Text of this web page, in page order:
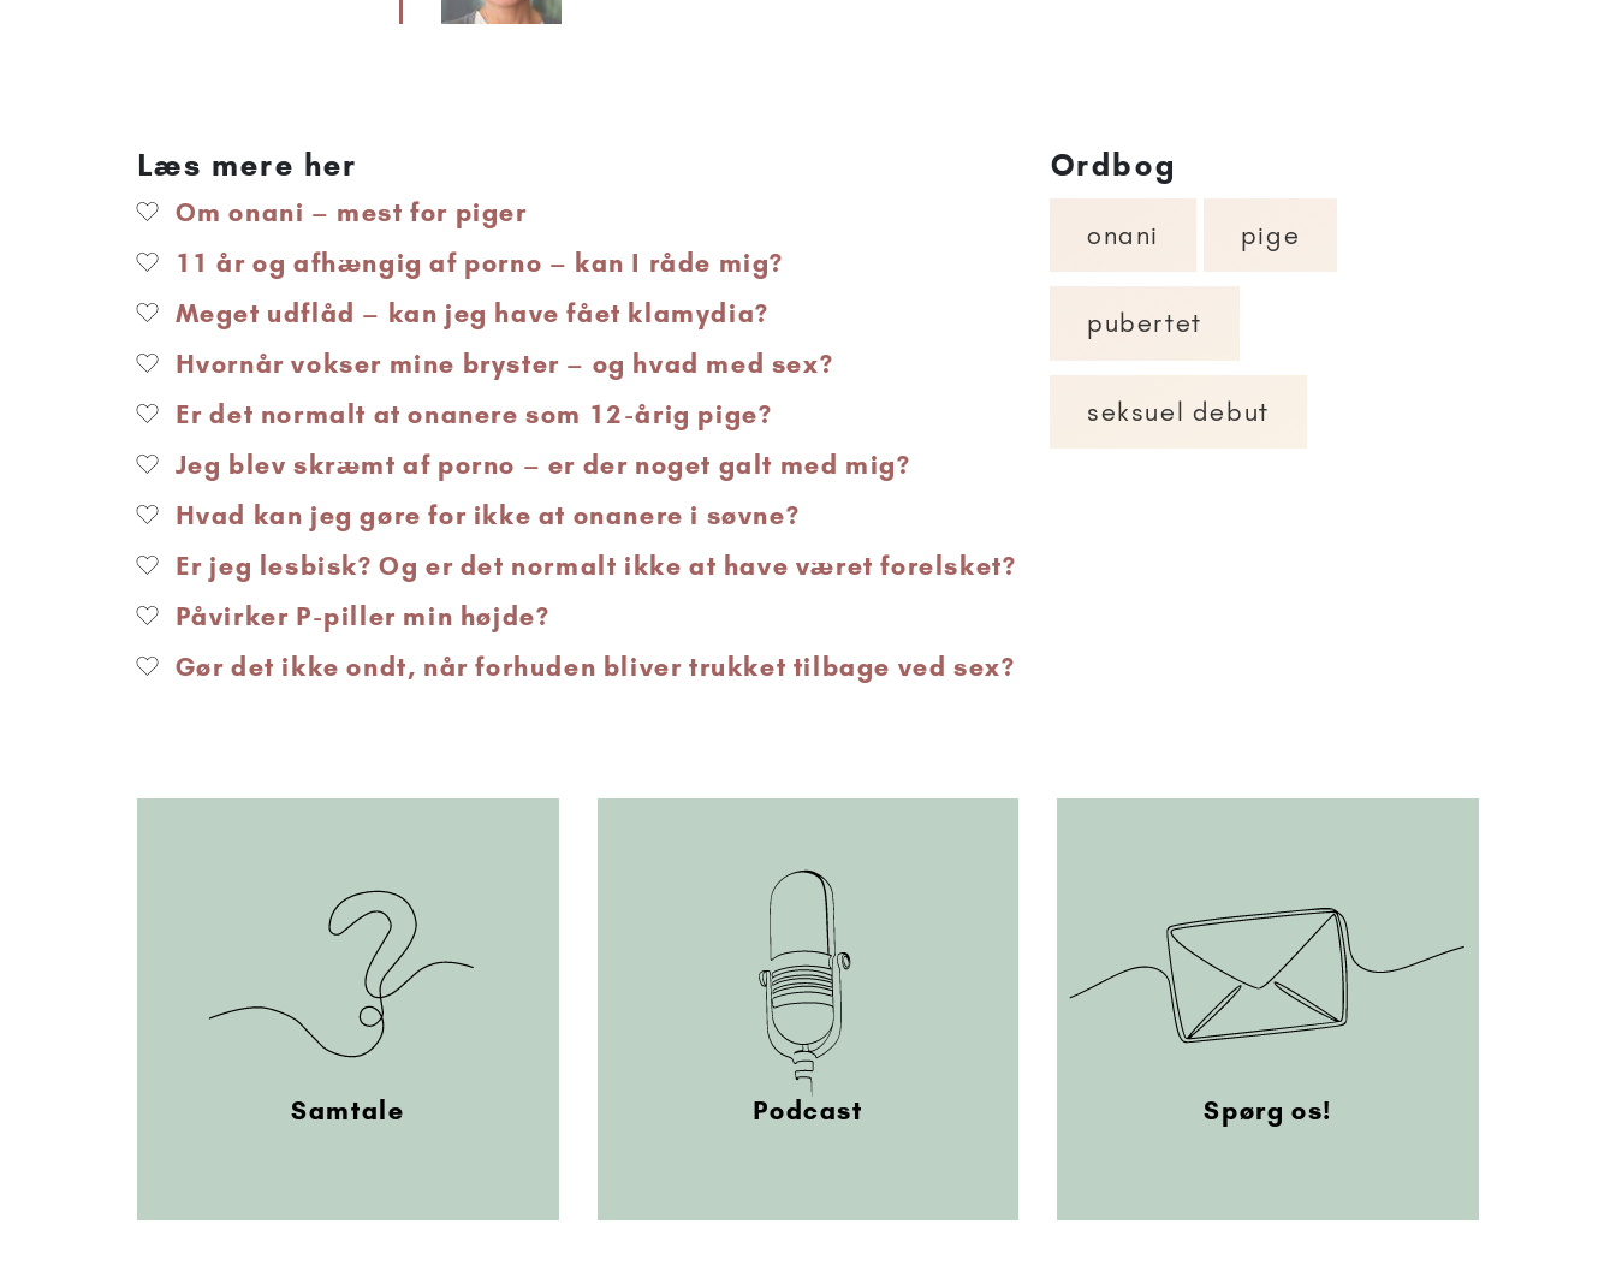
Læs mere her
Om onani – mest for piger
11 år og afhængig af porno – kan I råde mig?
Meget udflåd – kan jeg have fået klamydia?
Hvornår vokser mine bryster – og hvad med sex?
Er det normalt at onanere som 12-årig pige?
Jeg blev skræmt af porno – er der noget galt med mig?
Hvad kan jeg gøre for ikke at onanere i søvne?
Er jeg lesbisk? Og er det normalt ikke at have været forelsket?
Påvirker P-piller min højde?
Gør det ikke ondt, når forhuden bliver trukket tilbage ved sex?
Ordbog
onani pige
pubertet
seksuel debut
Samtale Podcast Spørg os!